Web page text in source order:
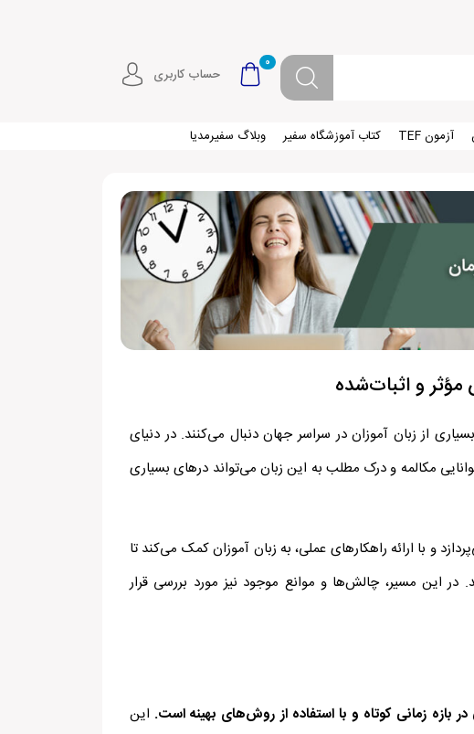
0
حساب کاربری
آزمون TEF کتاب آموزشگاه سفیر وبلاگ سفیرمدیا
از زبان آموزان در سراسر جهان دنبال می‌کنند. در دنیای
مکالمه و درک مطلب به این زبان می‌تواند درهای بسیاری
و با ارائه راهکارهای عملی، به زبان آموزان کمک می‌کند تا
این مسیر، چالش‌ها و موانع موجود نیز مورد بررسی قرار
بازه زمانی کوتاه و با استفاده از روش‌های بهینه است. این